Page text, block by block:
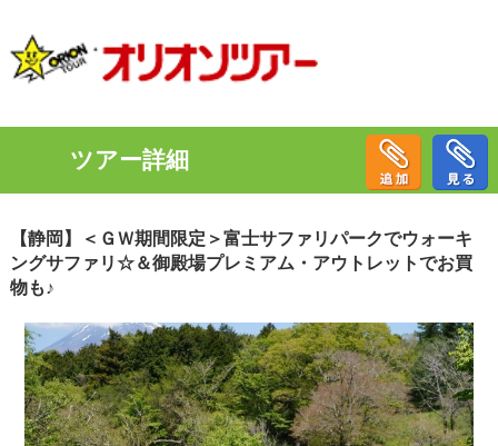
ツアー詳細
【静岡】＜ＧＷ期間限定＞富士サファリパークでウォーキ
ングサファリ☆＆御殿場プレミアム・アウトレットでお買
物も♪